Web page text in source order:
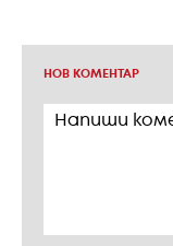
НОВ КОМЕНТАР